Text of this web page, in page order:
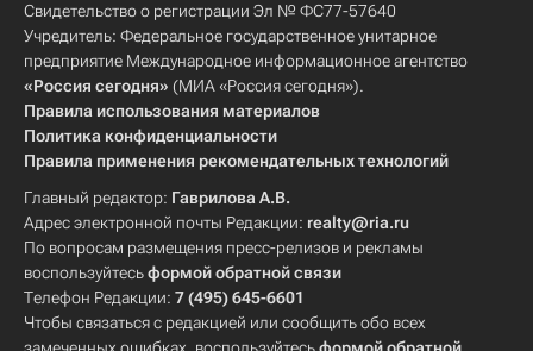
Свидетельство о регистрации Эл № ФС77-57640
Учредитель: Федеральное государственное унитарное
предприятие Международное информационное агентство
«Россия сегодня» (МИА «Россия сегодня»).
Правила использования материалов
Политика конфиденциальности
Правила применения рекомендательных технологий
Главный редактор: Гаврилова А.В.
Адрес электронной почты Редакции: realty@ria.ru
По вопросам размещения пресс-релизов и рекламы
воспользуйтесьформой обратной связи
Телефон Редакции: 7 (495) 645-6601
Чтобы связаться с редакцией или сообщить обо всех